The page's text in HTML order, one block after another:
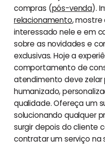
compras (pós-venda).
relacionamento, mostre
interessado nele e em
sobre as novidades e
exclusivas. Hoje a
comportamento de
atendimento deve
humanizado,
qualidade. Ofereça um
solucionando qualquer
surgir depois do cliente
contratar um serviço na